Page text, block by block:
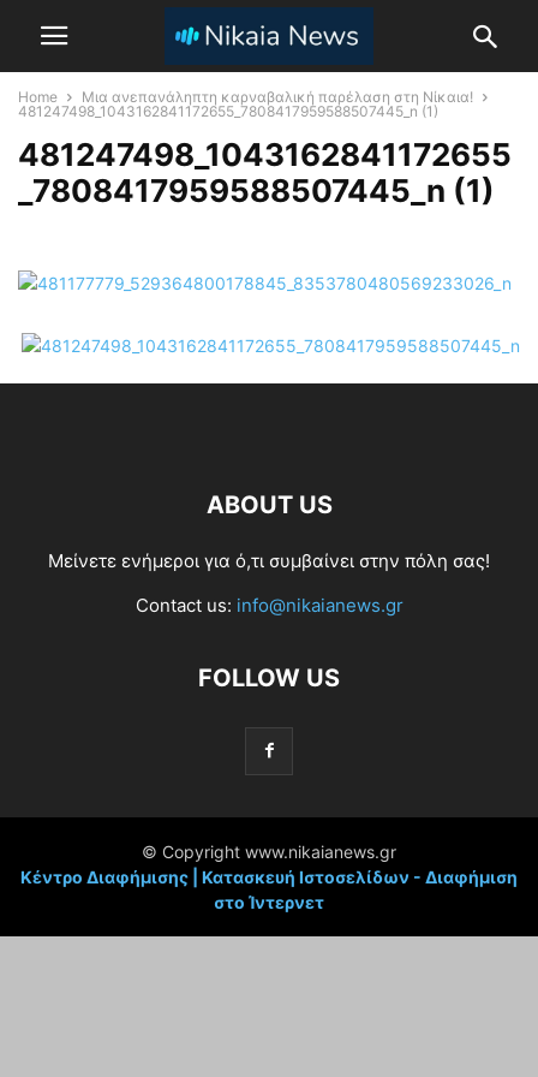
Home
Μια ανεπανάληπτη καρναβαλική παρέλαση στη Νίκαια!
481247498_1043162841172655_7808417959588507445_n (1)
481247498_1043162841172655
_7808417959588507445_n (1)
ABOUT US
Μείνετε ενήμεροι για ό,τι συμβαίνει στην πόλη σας!
Contact us: info@nikaianews.gr
FOLLOW US
© Copyright www.nikaianews.gr
Κέντρο Διαφήμισης | Κατασκευή Ιστοσελίδων - Διαφήμιση
στο Ίντερνετ